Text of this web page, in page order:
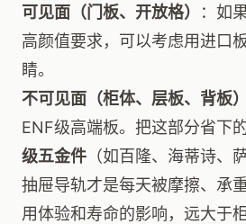
可见面（门板、开放格）
：如
高颜值要求，可以考虑用进口
睛。
不可见面（柜体、层板、背板）
ENF级高端板。把这部分省下
级五金件 （如百隆、海蒂诗、
抽屉导轨才是每天被摩擦、承
用体验和寿命的影响，远大于